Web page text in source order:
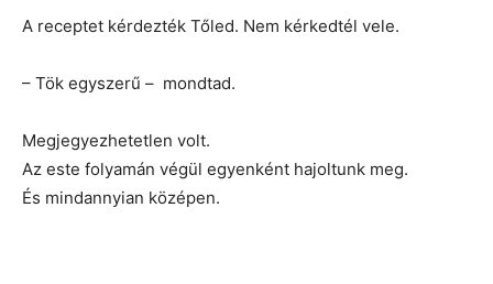
A receptet kérdezték Tőled. Nem kérkedtél vele.
– Tök egyszerű – mondtad.
Megjegyezhetetlen volt.
Az este folyamán végül egyenként hajoltunk meg.
És mindannyian középen.